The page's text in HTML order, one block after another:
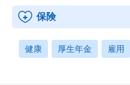
保険
健康 厚生年金 雇用